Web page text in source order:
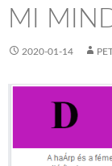
MI
2020-01-14